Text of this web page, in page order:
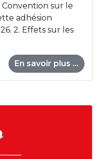
Convention sur le
adhésion
2. Effets sur les
En savoir plus ...